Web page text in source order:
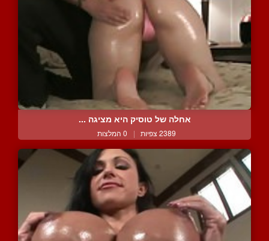
אחלה של טוסיק היא מציגה ...
2389 צפיות | 0 המלצות